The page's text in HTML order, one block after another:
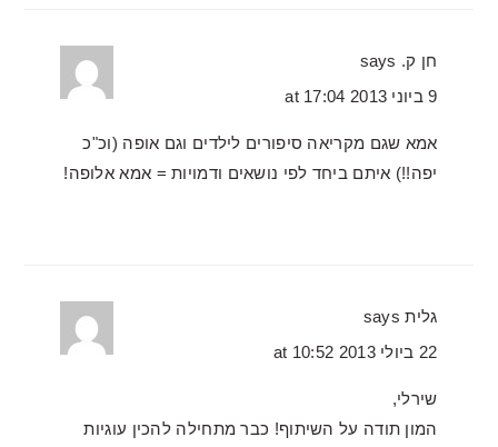
חן ק. says
9 ביוני 2013 at 17:04
אמא שגם מקריאה סיפורים לילדים וגם אופה (וכ"כ
יפה!!) איתם ביחד לפי נושאים ודמויות = אמא אלופה!
גלית says
22 ביולי 2013 at 10:52
שירלי,
המון תודה על השיתוף! כבר מתחילה להכין עוגיות